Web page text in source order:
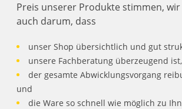
Preis unserer Produkte stimmen,
auch darum, dass
unser Shop übersichtlich und gut
unsere Fachberatung überzeugend ist,
der gesamte Abwicklungsvorgang
und
die Ware so schnell wie möglich zu